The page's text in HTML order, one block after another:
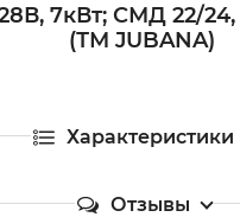
7кВт; СМД 22/
(ТМ JUBANA)
Характеристики
Отзывы